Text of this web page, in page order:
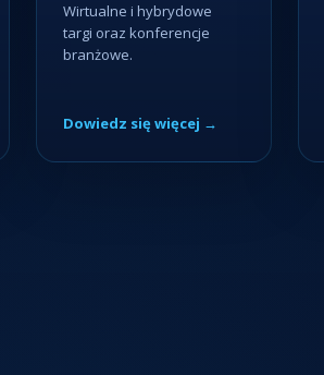
Wirtualne i hybrydowe
targi oraz konferencje
branżowe.
Dowiedz się więcej →